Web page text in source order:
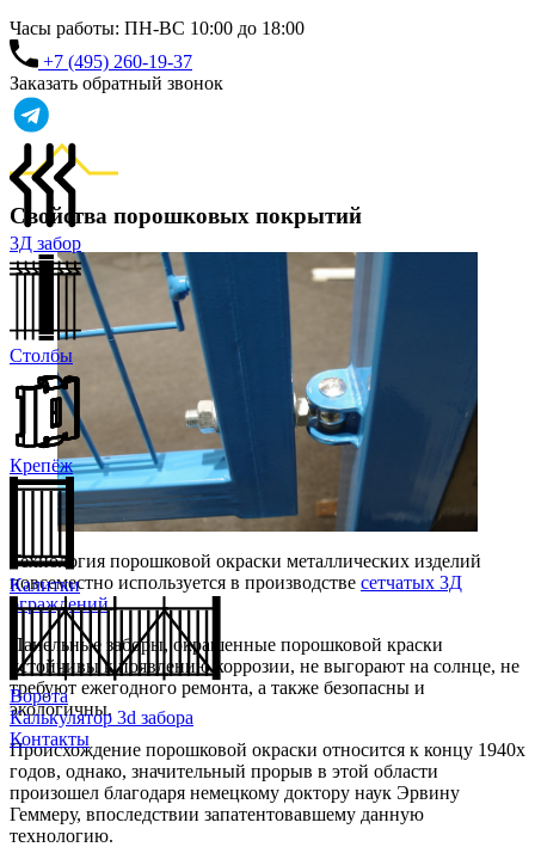
Часы работы: ПН-ВС 10:00 до 18:00
+7 (495) 260-19-37
Заказать обратный звонок
3Д забор
Столбы
Крепёж
Калитки
Ворота
Калькулятор 3d забора
Контакты
Свойства порошковых покрытий
Технология порошковой окраски металлических изделий
повсеместно используется в производстве сетчатых 3Д
ограждений.
Панельные заборы, окрашенные порошковой краски
устойчивы к появлению коррозии, не выгорают на солнце, не
требуют ежегодного ремонта, а также безопасны и
экологичны.
Происхождение порошковой окраски относится к концу 1940х
годов, однако, значительный прорыв в этой области
произошел благодаря немецкому доктору наук Эрвину
Геммеру, впоследствии запатентовавшему данную
технологию.